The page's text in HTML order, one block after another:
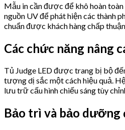
Mẫu in cần được để khô hoàn
nguồn UV để phát hiện các thành
chuẩn được khách hàng chấp
Các chức năng nâng
Tủ Judge LED được trang bị bộ
tượng dị sắc một cách hiệu quả.
lưu trữ cấu hình chiếu sáng tùy
Bảo trì và bảo dưỡng